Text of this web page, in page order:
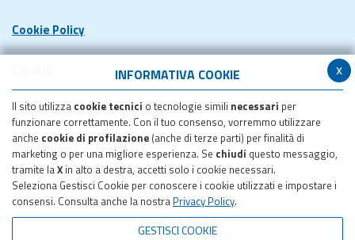
x
INFORMATIVA COOKIE
Il sito utilizza cookie tecnici o tecnologie simili necessari per
funzionare correttamente. Con il tuo consenso, vorremmo utilizzare
anche cookie di profilazione (anche di terze parti) per finalità di
marketing o per una migliore esperienza. Se chiudi questo messaggio,
tramite laX in alto a destra, accetti solo i cookie necessari.
Seleziona Gestisci Cookie per conoscere i cookie utilizzati e impostare i
consensi. Consulta anche la nostra Privacy Policy.
GESTISCI COOKIE
Cookie Policy
Dichiarazione di accessibilita'
Meccanismo di feedback
Pubblicazione obiettivi di accessibilita'